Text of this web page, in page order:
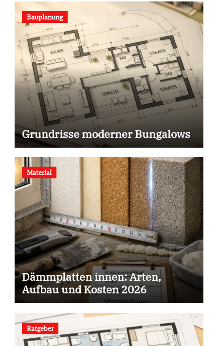
Bauplanung
Grundrisse moderner Bungalows
Material
Dämmplatten innen: Arten,
Aufbau und Kosten 2026
Ratgeber